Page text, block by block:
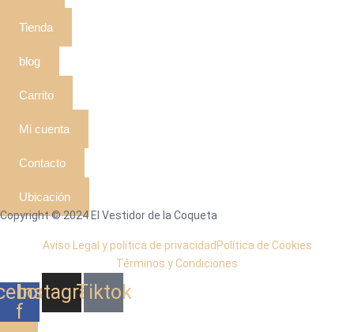
Tienda
blog
Carrito
Mi cuenta
Contacto
Ubicación
Copyright © 2024 El Vestidor de la Coqueta
Aviso Legal y política de privacidad Política de Cookies
Términos y Condiciones
f
Instagram
Tiktok